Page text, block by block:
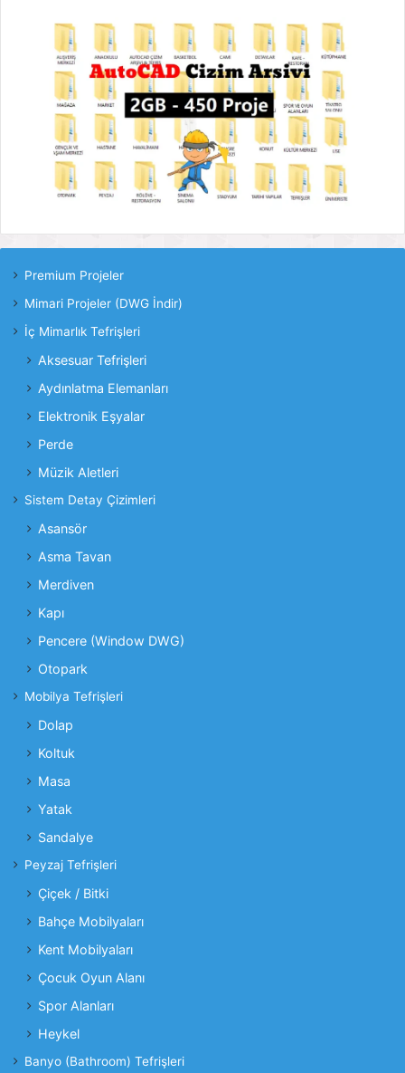
Premium Projeler
Mimari Projeler (DWG İndir)
İç Mimarlık Tefrişleri
Aksesuar Tefrişleri
Aydınlatma Elemanları
Elektronik Eşyalar
Perde
Müzik Aletleri
Sistem Detay Çizimleri
Asansör
Asma Tavan
Merdiven
Kapı
Pencere (Window DWG)
Otopark
Mobilya Tefrişleri
Dolap
Koltuk
Masa
Yatak
Sandalye
Peyzaj Tefrişleri
Çiçek / Bitki
Bahçe Mobilyaları
Kent Mobilyaları
Çocuk Oyun Alanı
Spor Alanları
Heykel
Banyo (Bathroom) Tefrişleri